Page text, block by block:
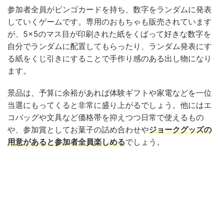
参加者全員がビンゴカードを持ち、数字をランダムに発表
していくゲームです。専用のおもちゃも販売されています
が、5×5のマス目が印刷された紙をくばって好きな数字を
自分でランダムに配置してもらったり、ランダム発表にす
る紙をくじ引きにすることで手作り感のある出し物になり
ます。
景品は、予算に余裕があれば体験ギフトや家電などを一位
当選にもってくると非常に盛り上がるでしょう。他にはエ
コバッグや文具など価格帯を抑えつつ日常で使えるもの
や、参加賞としてお菓子の詰め合わせやジョークグッズの
用意があると参加者全員楽しめるでしょう。